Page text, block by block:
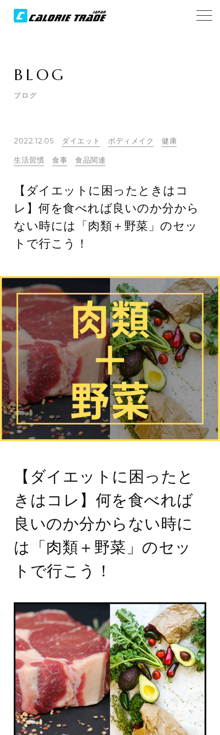
BLOG
ブログ
2022.12.05 ダイエット ボディメイク 健康
生活習慣 食事 食品関連
【ダイエットに困ったときはコ
レ】何を食べれば良いのか分から
ない時には「肉類＋野菜」のセッ
トで行こう！
【ダイエットに困ったと
きはコレ】何を食べれば
良いのか分からない時に
は「肉類＋野菜」のセッ
トで行こう！